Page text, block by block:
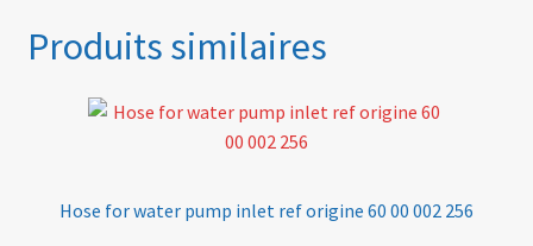
Produits similaires
Hose for water pump inlet ref origine 60 00 002 256